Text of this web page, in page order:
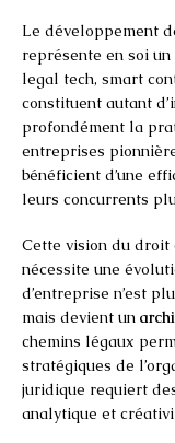
Le développement
représente en soi un
legal tech, smart
constituent autant
profondément la
entreprises
bénéficient d’une
leurs concurrents
Cette vision du droit
nécessite une
d’entreprise n’est
mais devient un
chemins légaux
stratégiques de
juridique requiert
analytique et